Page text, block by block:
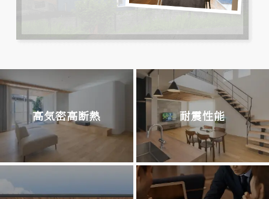
高気密高断熱 耐震性能